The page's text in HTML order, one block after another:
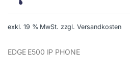
exkl. 19 % MwSt. zzgl. Versandkosten
EDGE E500 IP PHONE